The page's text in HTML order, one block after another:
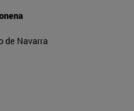
de Navarra